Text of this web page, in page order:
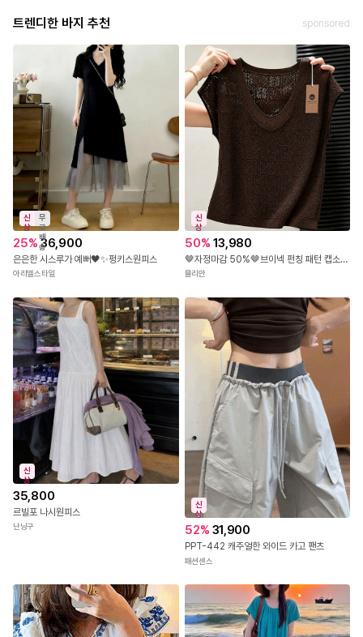
트렌디한 바지 추천 sponsored
신
상
무
료
배
송
25% 36,900
은은한 시스루가 예뻐🖤✨펑키스원피스
아리엘스타일
신
상
50% 13,980
🤎자정마감 50%🤎브이넥 펀칭 패턴 캡소매 니트탑
뮬리안
신
상
35,800
르빌포 나시원피스
난닝구
신
상
52% 31,900
PPT-442 캐주얼한 와이드 카고 팬츠
패션센스